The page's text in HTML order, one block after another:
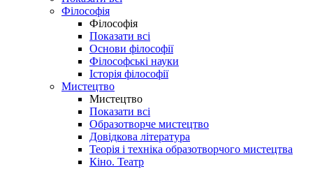
Філософія
Філософія
Показати всі
Основи філософії
Філософські науки
Історія філософії
Мистецтво
Мистецтво
Показати всі
Образотворче мистецтво
Довідкова література
Теорія і техніка образотворчого мистецтва
Кіно. Театр